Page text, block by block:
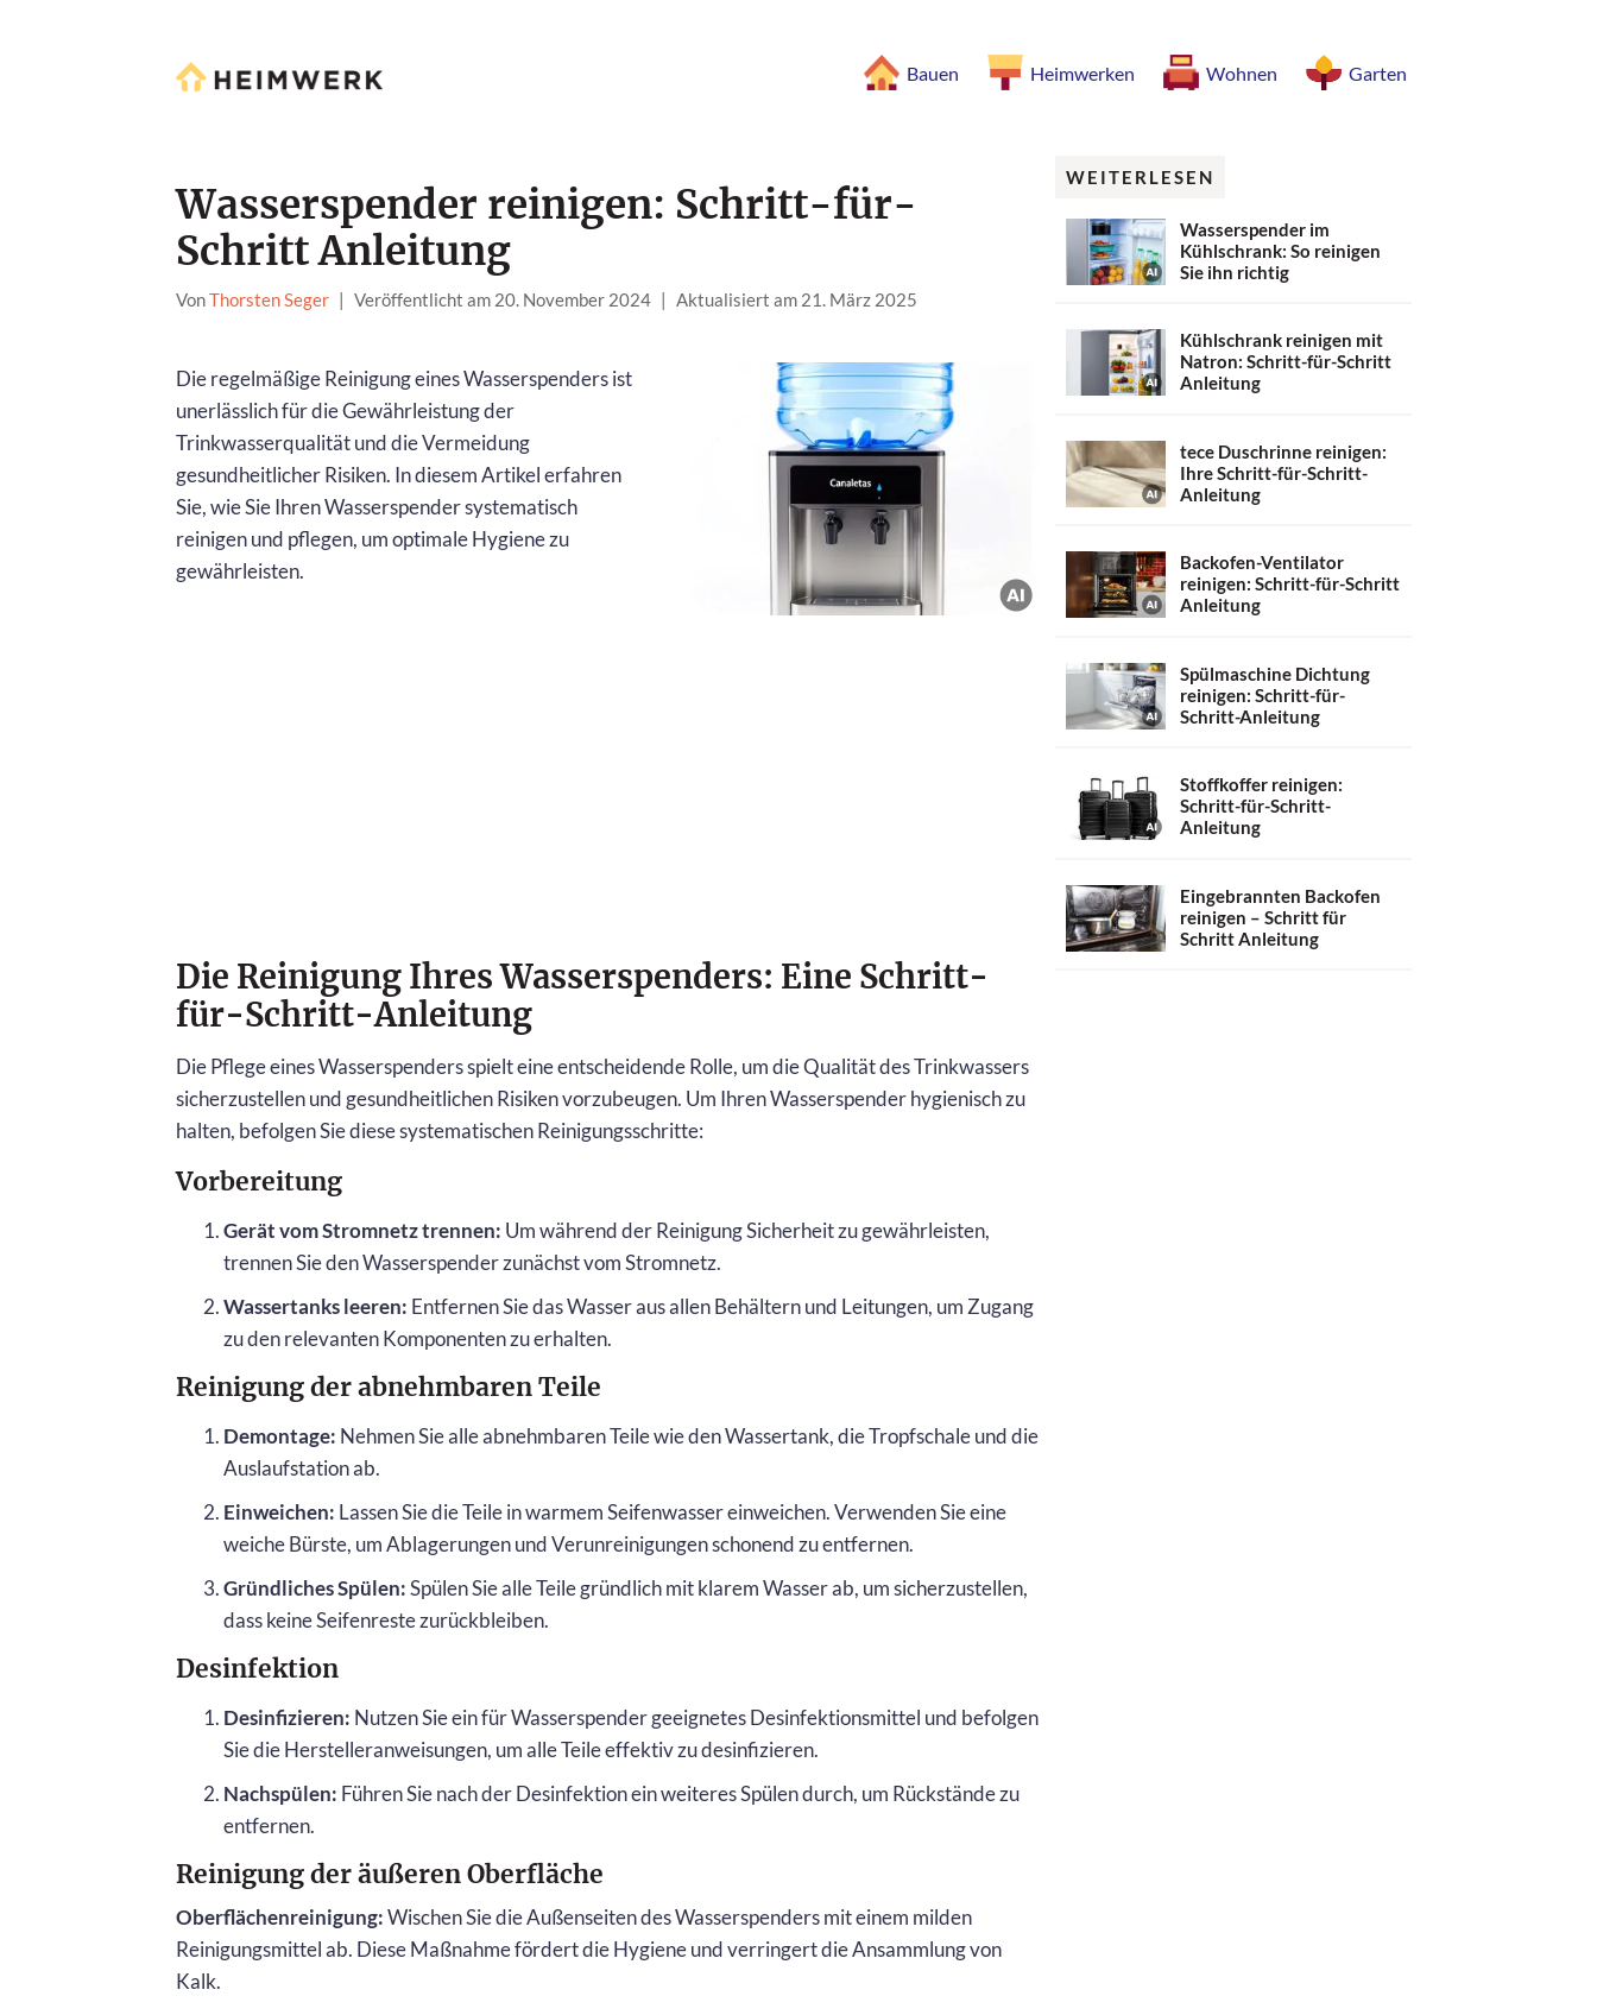
Bauen Heimwerken Wohnen Garten
Wasserspender reinigen: Schritt-für-
Schritt Anleitung
VonThorsten Seger | Veröffentlicht am 20. November 2024 | Aktualisiert am 21. März 2025
Die regelmäßige Reinigung eines Wasserspenders ist
unerlässlich für die Gewährleistung der
Trinkwasserqualität und die Vermeidung
gesundheitlicher Risiken. In diesem Artikel erfahren
Sie, wie Sie Ihren Wasserspender systematisch
reinigen und pflegen, um optimale Hygiene zu
gewährleisten.
Die Reinigung Ihres Wasserspenders: Eine Schritt-
für-Schritt-Anleitung
Die Pflege eines Wasserspenders spielt eine entscheidende Rolle, um die Qualität des Trinkwassers
sicherzustellen und gesundheitlichen Risiken vorzubeugen. Um Ihren Wasserspender hygienisch zu
halten, befolgen Sie diese systematischen Reinigungsschritte:
Vorbereitung
Gerät vom Stromnetz trennen: Um während der Reinigung Sicherheit zu gewährleisten,
trennen Sie den Wasserspender zunächst vom Stromnetz.
Wassertanks leeren: Entfernen Sie das Wasser aus allen Behältern und Leitungen, um Zugang
zu den relevanten Komponenten zu erhalten.
Reinigung der abnehmbaren Teile
Demontage: Nehmen Sie alle abnehmbaren Teile wie den Wassertank, die Tropfschale und die
Auslaufstation ab.
Einweichen: Lassen Sie die Teile in warmem Seifenwasser einweichen. Verwenden Sie eine
weiche Bürste, um Ablagerungen und Verunreinigungen schonend zu entfernen.
Gründliches Spülen:Spülen Sie alle Teile gründlich mit klarem Wasser ab, um sicherzustellen,
dass keine Seifenreste zurückbleiben.
Desinfektion
Desinfizieren: Nutzen Sie ein für Wasserspender geeignetes Desinfektionsmittel und befolgen
Sie die Herstelleranweisungen, um alle Teile effektiv zu desinfizieren.
Nachspülen: Führen Sie nach der Desinfektion ein weiteres Spülen durch, um Rückstände zu
entfernen.
Reinigung der äußeren Oberfläche
Oberflächenreinigung:Wischen Sie die Außenseiten des Wasserspenders mit einem milden
Reinigungsmittel ab. Diese Maßnahme fördert die Hygiene und verringert die Ansammlung von
Kalk.
WEITERLESEN
Wasserspender im
Kühlschrank: So reinigen
Sie ihn richtig
Kühlschrank reinigen mit
Natron: Schritt-für-Schritt
Anleitung
tece Duschrinne reinigen:
Ihre Schritt-für-Schritt-
Anleitung
Backofen-Ventilator
reinigen: Schritt-für-Schritt
Anleitung
Spülmaschine Dichtung
reinigen: Schritt-für-
Schritt-Anleitung
Stoffkoffer reinigen:
Schritt-für-Schritt-
Anleitung
Eingebrannten Backofen
reinigen – Schritt für
Schritt Anleitung